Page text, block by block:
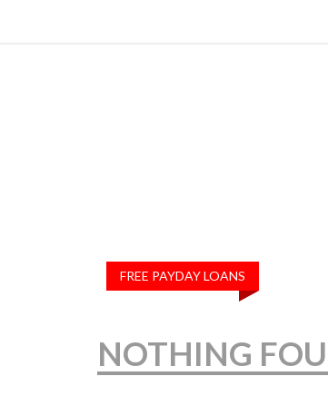
FREE PAYDAY LOANS
NOTHING